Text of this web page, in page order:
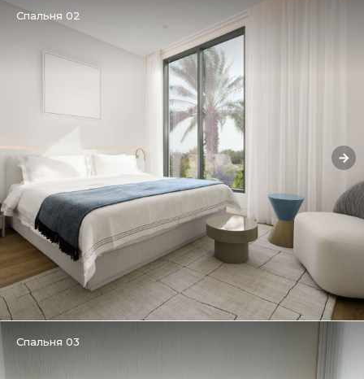
Спальня 02
Спальня 03